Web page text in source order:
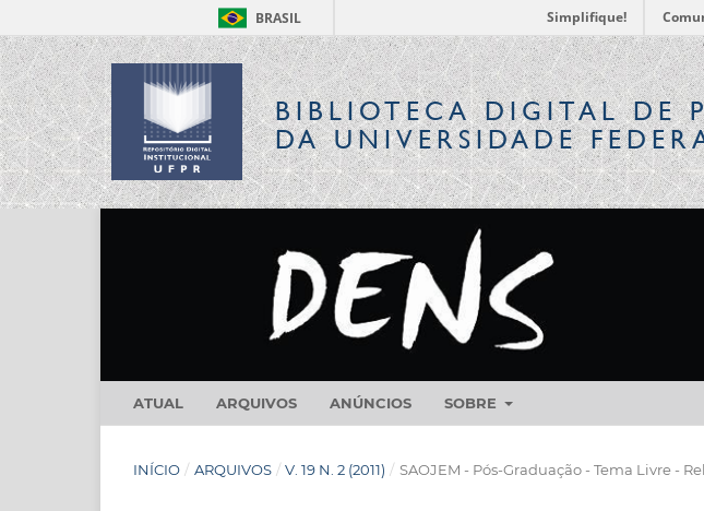
BRASIL Simplifique!
BIBLIOTECA DIGITALDE
DA UNIVERSIDADE
ATUAL ARQUIVOS ANÚNCIOS SOBRE
INÍCIO / ARQUIVOS / V. 19 N. 2 (2011) / SAOJEM - Pós-Graduação - Tema Livre -